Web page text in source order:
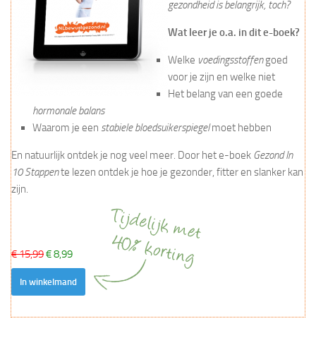
gezondheid is belangrijk, toch?
Wat leer je o.a. in dit e-boek?
Welke voedingsstoffengoed
voor je zijn en welke niet
Het belang van een goede
hormonale balans
Waarom je een stabiele bloedsuikerspiegelmoet hebben
En natuurlijk ontdek je nog veel meer. Door het e-boek Gezond In
10 Stappente lezen ontdek je hoe je gezonder, fitter en slanker kan
zijn.
€ 15,99€ 8,99
In winkelmand